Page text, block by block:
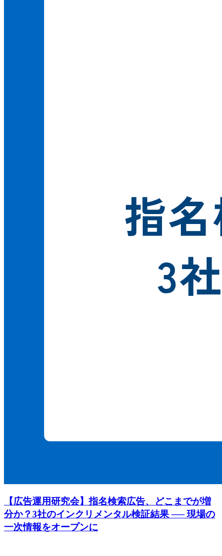
【広告運用研究会】指名検索広告、どこまでが増
分か？3社のインクリメンタル検証結果 ── 現場の
一次情報をオープンに